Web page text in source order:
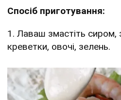
Спосіб приготування:
1. Лаваш змастіть сиром,
креветки, овочі, зелень.